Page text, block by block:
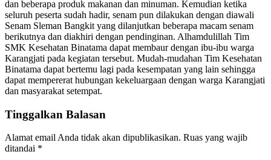
dan beberapa produk makanan dan minuman. Kemudian ketika
seluruh peserta sudah hadir, senam pun dilakukan dengan diawali
Senam Sleman Bangkit yang dilanjutkan beberapa macam senam
berikutnya dan diakhiri dengan pendinginan. Alhamdulillah Tim
SMK Kesehatan Binatama dapat membaur dengan ibu-ibu warga
Karangjati pada kegiatan tersebut. Mudah-mudahan Tim Kesehatan
Binatama dapat bertemu lagi pada kesempatan yang lain sehingga
dapat mempererat hubungan kekeluargaan dengan warga Karangjati
dan masyarakat setempat.
Tinggalkan Balasan
Alamat email Anda tidak akan dipublikasikan. Ruas yang wajib
ditandai *